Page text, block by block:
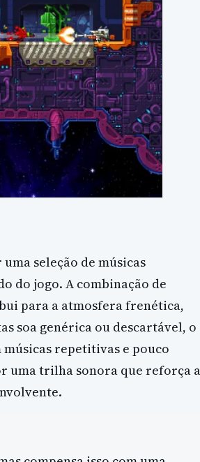
seleção de músicas
do jogo. A combinação de
para a atmosfera frenética,
soa genérica ou descartável, o
repetitivas e pouco
uma trilha sonora que reforça a